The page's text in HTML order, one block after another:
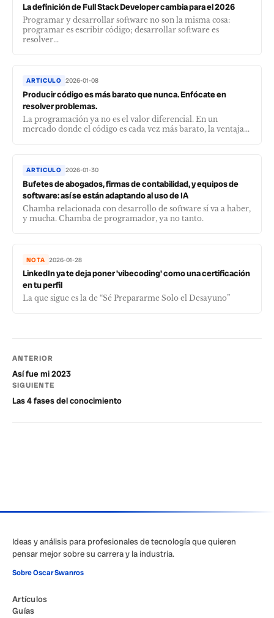
La definición de Full Stack Developer cambia para el 2026
Programar y desarrollar software no son la misma cosa:
programar es escribir código; desarrollar software es
resolver...
ARTICULO 2026-01-08
Producir código es más barato que nunca. Enfócate en
resolver problemas.
La programación ya no es el valor diferencial. En un
mercado donde el código es cada vez más barato, la ventaja...
ARTICULO 2026-01-30
Bufetes de abogados, firmas de contabilidad, y equipos de
software: así se están adaptando al uso de IA
Chamba relacionada con desarrollo de software sí va a haber,
y mucha. Chamba de programador, ya no tanto.
NOTA 2026-01-28
LinkedIn ya te deja poner 'vibecoding' como una certificación
en tu perfil
La que sigue es la de “Sé Prepararme Solo el Desayuno”
ANTERIOR
Así fue mi 2023
SIGUIENTE
Las 4 fases del conocimiento
Ideas y análisis para profesionales de tecnología que quieren
pensar mejor sobre su carrera y la industria.
Sobre Oscar Swanros
Artículos
Guías